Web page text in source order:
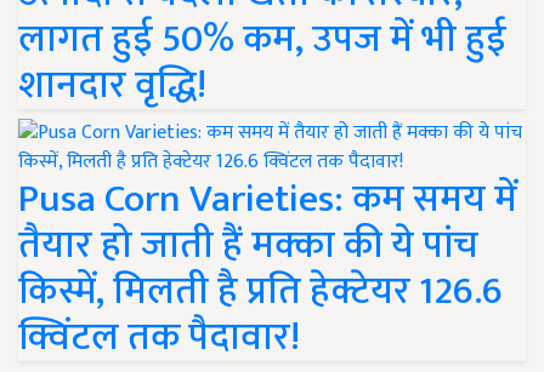
लागत हुई 50% कम, उपज में भी हुई
शानदार वृद्धि!
Pusa Corn Varieties: कम समय में
तैयार हो जाती हैं मक्का की ये पांच
किस्में, मिलती है प्रति हेक्टेयर 126.6
क्विंटल तक पैदावार!